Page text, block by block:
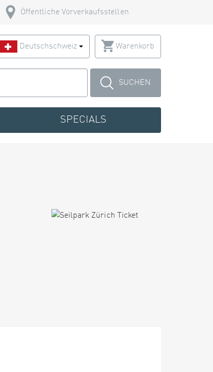
Öffentliche Vorverkaufsstellen
Deutschschweiz Warenkorb
SUCHEN
SPECIALS